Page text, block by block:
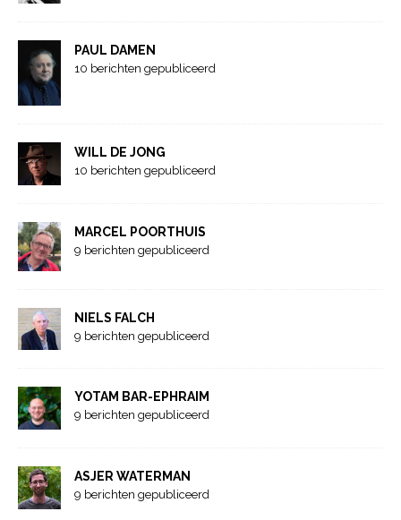
PAUL DAMEN
10 berichten gepubliceerd
WILL DE JONG
10 berichten gepubliceerd
MARCEL POORTHUIS
9 berichten gepubliceerd
NIELS FALCH
9 berichten gepubliceerd
YOTAM BAR-EPHRAIM
9 berichten gepubliceerd
ASJER WATERMAN
9 berichten gepubliceerd